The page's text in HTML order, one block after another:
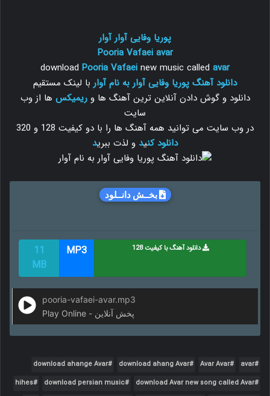
پوریا وفایی آوار آوار
Pooria Vafaei avar
download Pooria Vafaei new music called avar
دانلود آهنگ پوریا وفایی آوار به نام آواربا لینک مستقیم
دانلود و گوش دادن آنلاین ترین آهنگ ها وریمیکس ها از وب
سایت
در وب سایت می توانید همه آهنگ ها را با دو کیفیت 128 و 320
دانلود کنید و لذت ببرید
بخــش دانــلود
دانلود آهنگ با کیفیت 128 MP3
11
MB
pooria-vafaei-avar.mp3
Play Online - پخش آنلاین
avar
Avar Avar
download ahang Avar
download ahange Avar
download Avar new song called Avar
download persian music
hihes